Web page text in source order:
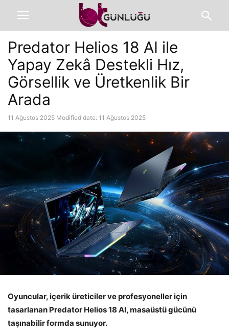
Predator Helios 18 AI ile
Yapay Zekâ Destekli Hız,
Görsellik ve Üretkenlik Bir
Arada
11 Ağustos 2025 Modified date: 11 Ağustos 2025
Oyuncular, içerik üreticiler ve profesyoneller için
tasarlanan Predator Helios 18 AI, masaüstü gücünü
taşınabilir formda sunuyor.